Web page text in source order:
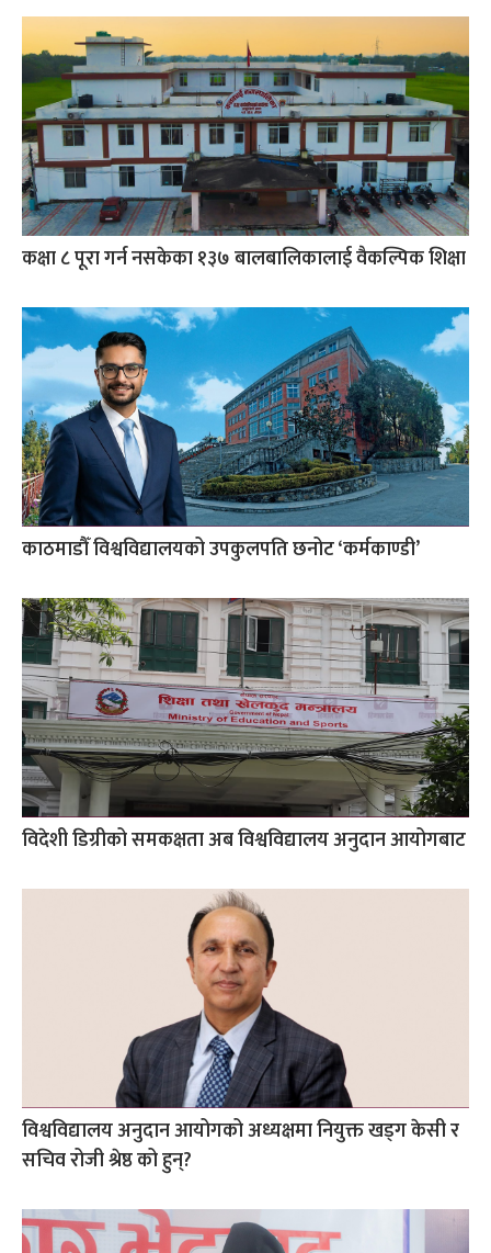
कक्षा ८ पूरा गर्न नसकेका १३७ बालबालिकालाई वैकल्पिक शिक्षा
काठमाडौँ विश्वविद्यालयको उपकुलपति छनोट ‘कर्मकाण्डी’
विदेशी डिग्रीको समकक्षता अब विश्वविद्यालय अनुदान आयोगबाट
विश्वविद्यालय अनुदान आयोगको अध्यक्षमा नियुक्त खड्ग केसी र
सचिव रोजी श्रेष्ठ को हुन्?